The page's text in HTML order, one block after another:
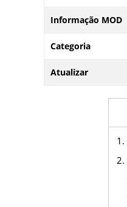
Informação MOD
Categoria
Atualizar